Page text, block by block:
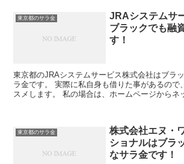
東京都のサラ金
JRAシステムサ
ブラックでも融
す！
東京都のJRAシステムサービス株式会社はブラ
ラ金です。 実際に私自身も借りた事があるので
スメします。 私の場合は、ホームページからネ
東京都のサラ金
株式会社エヌ・
ショナルはブラ
なサラ金です！